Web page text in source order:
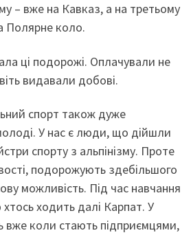
– вже на Кавказ, а на третьому
Полярне коло.
ці подорожі. Оплачували не
видавали добові.
спорт також дуже
У нас є люди, що дійшли
спорту з альпінізму. Проте
подорожують здебільшого
можливість. Під час навчання
хтось ходить далі Карпат. У
вже коли стають підприємцями,